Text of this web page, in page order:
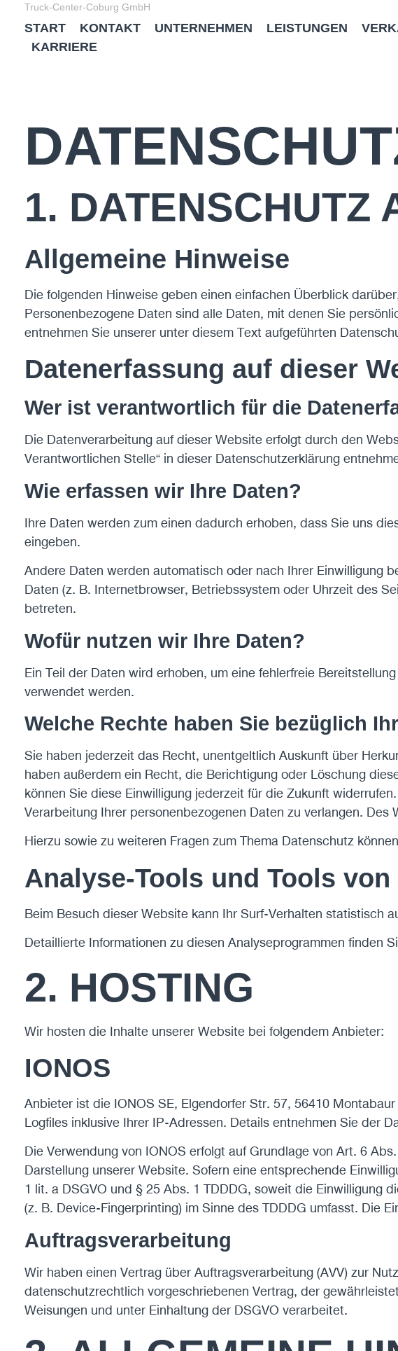
Truck-Center-Coburg GmbH
START KONTAKT UNTERNEHMEN LEISTUNGEN
KARRIERE
1. DATENSCHUTZ
Allgemeine Hinweise
Die folgenden Hinweise geben einen einfachen Überblick
Personenbezogene Daten sind alle Daten, mit denen Sie
entnehmen Sie unserer unter diesem Text aufgeführten
Datenerfassung auf dieser
Wer ist verantwortlich für die
Die Datenverarbeitung auf dieser Website erfolgt durch den
Verantwortlichen Stelle“ in dieser Datenschutzerklärung
Wie erfassen wir Ihre Daten?
Ihre Daten werden zum einen dadurch erhoben, dass Sie uns
eingeben.
Andere Daten werden automatisch oder nach Ihrer Einwilligung
Daten (z. B. Internetbrowser, Betriebssystem oder Uhrzeit des
betreten.
Wofür nutzen wir Ihre Daten?
Ein Teil der Daten wird erhoben, um eine fehlerfreie
verwendet werden.
Welche Rechte haben Sie bezüglich
Sie haben jederzeit das Recht, unentgeltlich Auskunft über
haben außerdem ein Recht, die Berichtigung oder Löschung
können Sie diese Einwilligung jederzeit für die Zukunft
Verarbeitung Ihrer personenbezogenen Daten zu verlangen.
Hierzu sowie zu weiteren Fragen zum Thema Datenschutz
Analyse-Tools und Tools
Beim Besuch dieser Website kann Ihr Surf-Verhalten statistisch
Detaillierte Informationen zu diesen Analyseprogrammen finden
2. HOSTING
Wir hosten die Inhalte unserer Website bei folgendem Anbieter:
IONOS
Anbieter ist die IONOS SE, Elgendorfer Str. 57, 56410
Logfiles inklusive Ihrer IP-Adressen. Details entnehmen Sie der
Die Verwendung von IONOS erfolgt auf Grundlage von Art. 6
Darstellung unserer Website. Sofern eine entsprechende
1 lit. a DSGVO und § 25 Abs. 1 TDDDG, soweit die Einwilligung
(z. B. Device-Fingerprinting) im Sinne des TDDDG umfasst. Die
Auftragsverarbeitung
Wir haben einen Vertrag über Auftragsverarbeitung (AVV) zur
datenschutzrechtlich vorgeschriebenen Vertrag, der
Weisungen und unter Einhaltung der DSGVO verarbeitet.